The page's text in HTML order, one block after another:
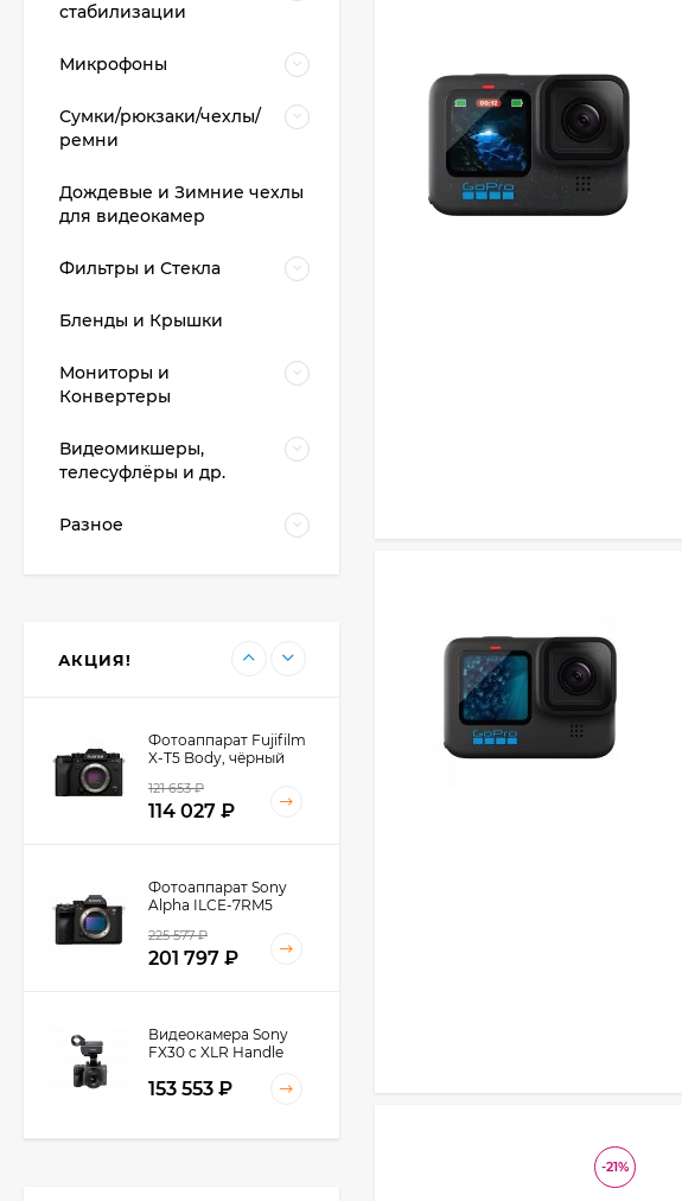
-21%
стабилизации
Микрофоны
Сумки/рюкзаки/чехлы/
ремни
Дождевые и Зимние чехлы
для видеокамер
Фильтры и Стекла
Бленды и Крышки
Мониторы и
Конвертеры
Видеомикшеры,
телесуфлёры и др.
Разное
АКЦИЯ!
XA70, чёрный
Фотоаппарат Canon
PowerShot G7X Mark
III, серебристый
Фотоаппарат Fujifilm
X-T5 Body, чёрный
121 653
114 027
Фотоаппарат Sony
Alpha ILCE-7RM5
225 577
201 797
Видеокамера Sony
FX30 c XLR Handle
153 553